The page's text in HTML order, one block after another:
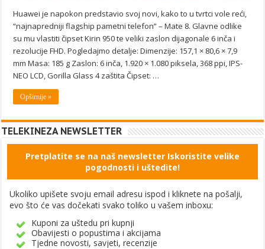
Huawei je napokon predstavio svoj novi, kako to u tvrtci vole reći,
“najnapredniji flagship pametni telefon” – Mate 8. Glavne odlike
su mu vlastiti čipset Kirin 950 te veliki zaslon dijagonale 6 inča i
rezolucije FHD. Pogledajmo detalje: Dimenzije: 157,1 × 80,6 × 7,9
mm Masa: 185 g Zaslon: 6 inča, 1.920 × 1.080 piksela, 368 ppi, IPS-
NEO LCD, Gorilla Glass 4 zaštita Čipset: …
Opširnije »
TELEKINEZA NEWSLETTER
Pretplatite se na naš newsletter Iskoristite velike
pogodnosti i uštedite!
Ukoliko upišete svoju email adresu ispod i kliknete na pošalji,
evo što će vas dočekati svako toliko u vašem inboxu:
Kuponi za uštedu pri kupnji
Obavijesti o popustima i akcijama
Tjedne novosti, savjeti, recenzije